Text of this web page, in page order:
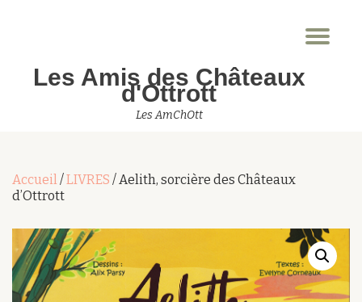
contenuLes Amis des Châteaux
d'Ottrott
Les AmChOtt
Accueil/LIVRES / Aelith, sorcière des Châteaux
d’Ottrott